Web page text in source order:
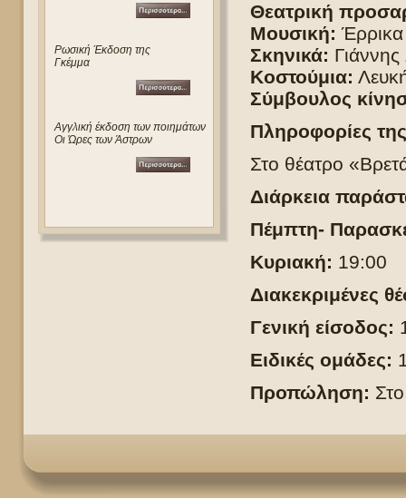
Ρωσική Έκδοση της
Γκέμμα
Αγγλική έκδοση των ποιημάτων
Οι Ώρες των Άστρων
Θεατρική
Μουσική:
Σκηνικά: Γιάννης
Κοστούμια:
Σύμβουλος
Πληροφορίες
Στο θέατρο
Διάρκεια
Πέμπτη-
Κυριακή: 19:00
Διακεκριμένες
Γενική είσοδος:
Ειδικές ομάδες:
Προπώληση: